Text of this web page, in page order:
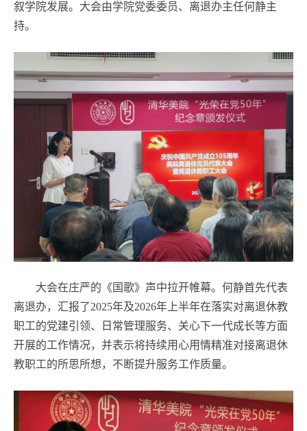
叙学院发展。大会由学院党委委员、离退办主任何静主
持。
大会在庄严的《国歌》声中拉开帷幕。何静首先代表
离退办，汇报了2025年及2026年上半年在落实对离退休教
职工的党建引领、日常管理服务、关心下一代成长等方面
开展的工作情况，并表示将持续用心用情精准对接离退休
教职工的所思所想，不断提升服务工作质量。